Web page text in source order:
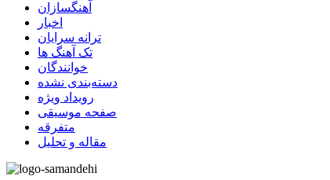
آهنگسازان
اخبار
ترانه سرایان
تک آهنگ ها
خوانندگان
دسته‌بندی نشده
رویداد ویژه
صفحه موسیقی
متفرقه
مقاله و تحلیل